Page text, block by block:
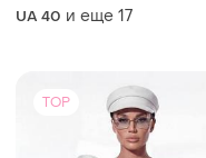
UA 40 и еще 17
TOP